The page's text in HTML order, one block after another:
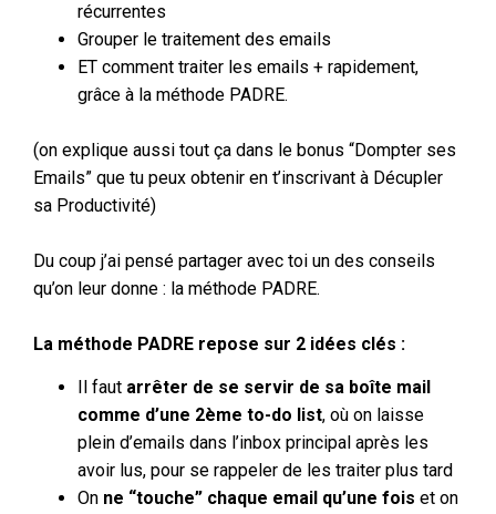
récurrentes
Grouper le traitement des emails
ET comment traiter les emails + rapidement,
grâce à la méthode PADRE.
(on explique aussi tout ça dans le bonus “Dompter ses
Emails” que tu peux obtenir en t’inscrivant à Décupler
sa Productivité)
Du coup j’ai pensé partager avec toi un des conseils
qu’on leur donne : la méthode PADRE.
La méthode PADRE repose sur 2 idées clés :
Il faut arrêter de se servir de sa boîte mail
comme d’une 2ème to-do list, où on laisse
plein d’emails dans l’inbox principal après les
avoir lus, pour se rappeler de les traiter plus tard
On ne “touche” chaque email qu’une fois et on